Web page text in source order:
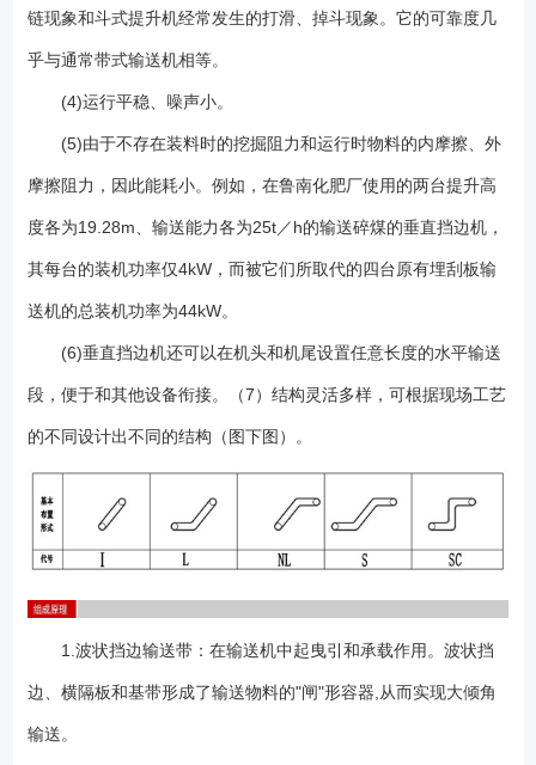
链现象和斗式提升机经常发生的打滑、掉斗现象。它的可靠度几
乎与通常带式输送机相等。
(4)运行平稳、噪声小。
(5)由于不存在装料时的挖掘阻力和运行时物料的内摩擦、外
摩擦阻力，因此能耗小。例如，在鲁南化肥厂使用的两台提升高
度各为19.28m、输送能力各为25t／h的输送碎煤的垂直挡边机，
其每台的装机功率仅4kW，而被它们所取代的四台原有埋刮板输
送机的总装机功率为44kW。
(6)垂直挡边机还可以在机头和机尾设置任意长度的水平输送
段，便于和其他设备衔接。（7）结构灵活多样，可根据现场工艺
的不同设计出不同的结构（图下图）。
1.波状挡边输送带：在输送机中起曳引和承载作用。波状挡
边、横隔板和基带形成了输送物料的"闸"形容器,从而实现大倾角
输送。